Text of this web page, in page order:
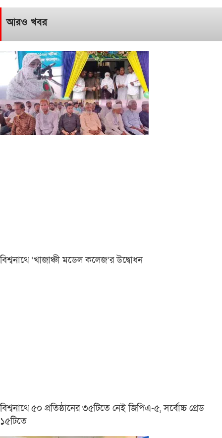
আরও খবর
বিশ্বনাথে ‘খাজাঞ্চী মডেল কলেজ’র উদ্বোধন
বিশ্বনাথে ৫০ প্রতিষ্ঠানের ৩৫টিতে নেই জিপিএ-৫, সর্বোচ্চ গ্রেড
১৫টিতে